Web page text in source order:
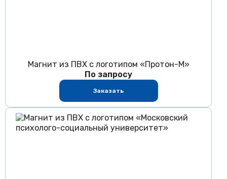
Магнит из ПВХ с логотипом «Протон-М»
По запросу
Заказать